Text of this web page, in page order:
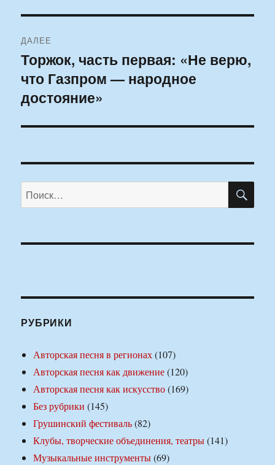
ДАЛЕЕ
Следующая
запись:
Торжок, часть первая: «Не верю,
что Газпром — народное
достояние»
Искать:
РУБРИКИ
Авторская песня в регионах(107)
Авторская песня как движение(120)
Авторская песня как искусство(169)
Без рубрики (145)
Грушинский фестиваль(82)
Клубы, творческие объединения, театры(141)
Музыкальные инструменты(69)